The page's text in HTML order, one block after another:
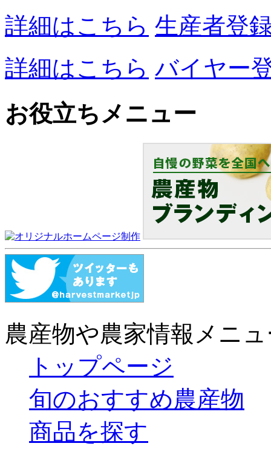
詳細はこちら 生産者登
詳細はこちら バイヤー
お役立ちメニュー
農産物や農家情報メニ
トップページ
旬のおすすめ農産物
商品を探す